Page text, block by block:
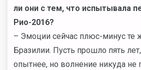
ли они с тем, что испытывала
Рио-2016?
– Эмоции сейчас плюс-минус те
Бразилии. Пусть прошло пять
опытнее, но волнение никуда не